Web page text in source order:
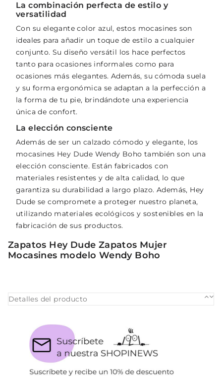
La combinación perfecta de estilo y
versatilidad
Con su elegante color azul, estos mocasines son
ideales para añadir un toque de estilo a cualquier
conjunto. Su diseño versátil los hace perfectos
tanto para ocasiones informales como para
ocasiones más elegantes. Además, su cómoda suela
y su forma ergonómica se adaptan a la perfección a
la forma de tu pie, brindándote una experiencia
única de confort.
La elección consciente
Además de ser un calzado cómodo y elegante, los
mocasines Hey Dude Wendy Boho también son una
elección consciente. Están fabricados con
materiales resistentes y de alta calidad, lo que
garantiza su durabilidad a largo plazo. Además, Hey
Dude se compromete a proteger nuestro planeta,
utilizando materiales ecológicos y sostenibles en la
fabricación de sus productos.
Zapatos Hey Dude Zapatos Mujer
Mocasines modelo Wendy Boho
Detalles del producto